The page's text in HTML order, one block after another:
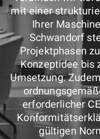
mit einer
Ihrer
Schwandorf
Projektphasen
Konzeptidee bis
Umsetzung.
erforderlicher
gültigen